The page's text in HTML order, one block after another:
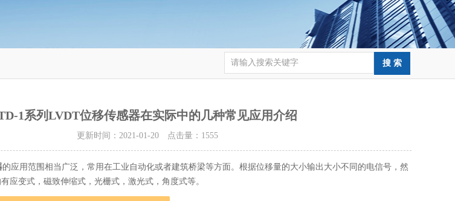
1系列LVDT位移传感器在实际中的几种常见应用介绍
更新时间：2021-01-20 点击量： 1555
的应用范围相当广泛，常用在工业自动化或者建筑桥梁等方面。根据位移量的大小输出大小不同的电信号，然
应变式，磁致伸缩式，光栅式，激光式，角度式等。